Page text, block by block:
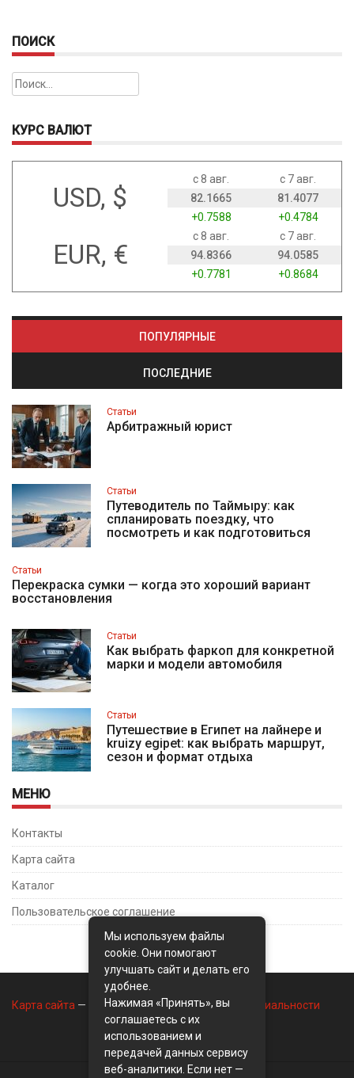
ПОИСК
Найти:
КУРС ВАЛЮТ
USD, $
с 8 авг.
с 7 авг.
82.1665
81.4077
+0.7588
+0.4784
EUR, €
с 8 авг.
с 7 авг.
94.8366
94.0585
+0.7781
+0.8684
ПОПУЛЯРНЫЕ
ПОСЛЕДНИЕ
Статьи
Арбитражный юрист
Статьи
Путеводитель по Таймыру: как
спланировать поездку, что
посмотреть и как подготовиться
Статьи
Перекраска сумки — когда это хороший вариант
восстановления
Статьи
Как выбрать фаркоп для конкретной
марки и модели автомобиля
Статьи
Путешествие в Египет на лайнере и
kruizy egipet: как выбрать маршрут,
сезон и формат отдыха
МЕНЮ
Контакты
Карта сайта
Каталог
Пользовательское соглашение
Карта сайта — Контакты— Политика конфиденциальности
Мы используем файлы
cookie. Они помогают
улучшать сайт и делать его
удобнее.
Нажимая «Принять», вы
соглашаетесь с их
использованием и
передачей данных сервису
веб-аналитики. Если нет —